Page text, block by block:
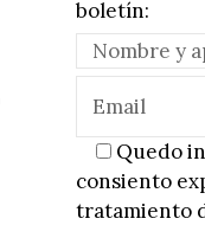
boletín:
Quedo
consiento
tratamiento